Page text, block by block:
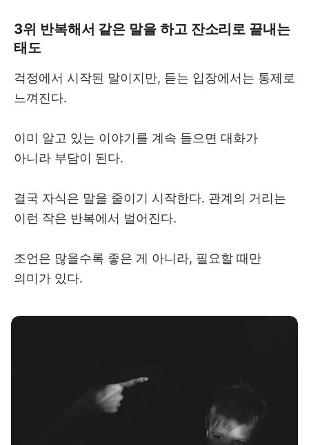
3위 반복해서 같은 말을 하고 잔소리로 끝내는
태도
걱정에서 시작된 말이지만, 듣는 입장에서는 통제로
느껴진다.
이미 알고 있는 이야기를 계속 들으면 대화가
아니라 부담이 된다.
결국 자식은 말을 줄이기 시작한다. 관계의 거리는
이런 작은 반복에서 벌어진다.
조언은 많을수록 좋은 게 아니라, 필요할 때만
의미가 있다.